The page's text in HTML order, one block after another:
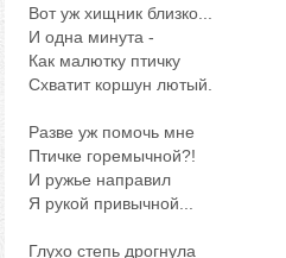
Вот уж хищник близко...
И одна минута -
Как малютку птичку
Схватит коршун лютый.
Разве уж помочь мне
Птичке горемычной?!
И ружье направил
Я рукой привычной...
Глухо степь дрогнула